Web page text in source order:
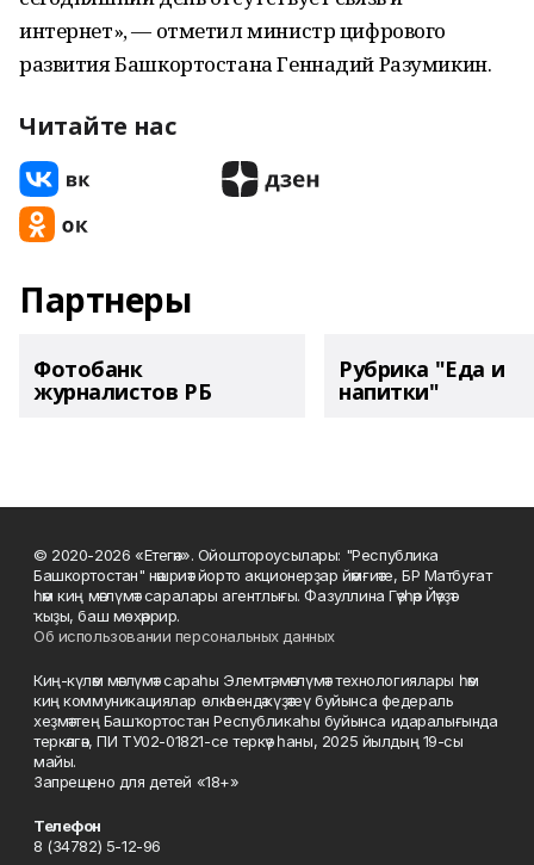
интернет», — отметил министр цифрового
развития Башкортостана Геннадий Разумикин.
Читайте нас
Партнеры
Фотобанк
журналистов РБ
Рубрика "Еда и
напитки"
© 2020-2026 «Етегән». Ойоштороусылары: "Республика
Башкортостан" нәшриәт йорто акционерҙар йәмғиәте, БР Матбуғат
һәм киң мәғлүмәт саралары агентлығы. Фазуллина Гәүһәр Йәүҙәт
ҡыҙы, баш мөхәррир.
Об использовании персональных данных
Киң-күләм мәғлүмәт сараһы Элемтә, мәғлүмәт технологиялары һәм
киң коммуникациялар өлкәһендә күҙәтеү буйынса федераль
хеҙмәттең Башҡортостан Республикаһы буйынса идаралығында
теркәлгән, ПИ ТУ02-01821-се теркәү һаны, 2025 йылдың 19-сы
майы.
Запрещено для детей «18+»
Телефон
8 (34782) 5-12-96